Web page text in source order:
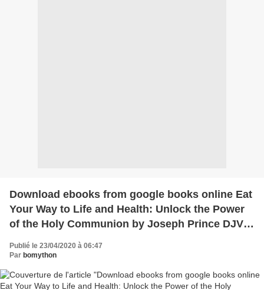
Download ebooks from google books online Eat
Your Way to Life and Health: Unlock the Power
of the Holy Communion by Joseph Prince DJVU
Publié le 23/04/2020 à 06:47
Par bomython